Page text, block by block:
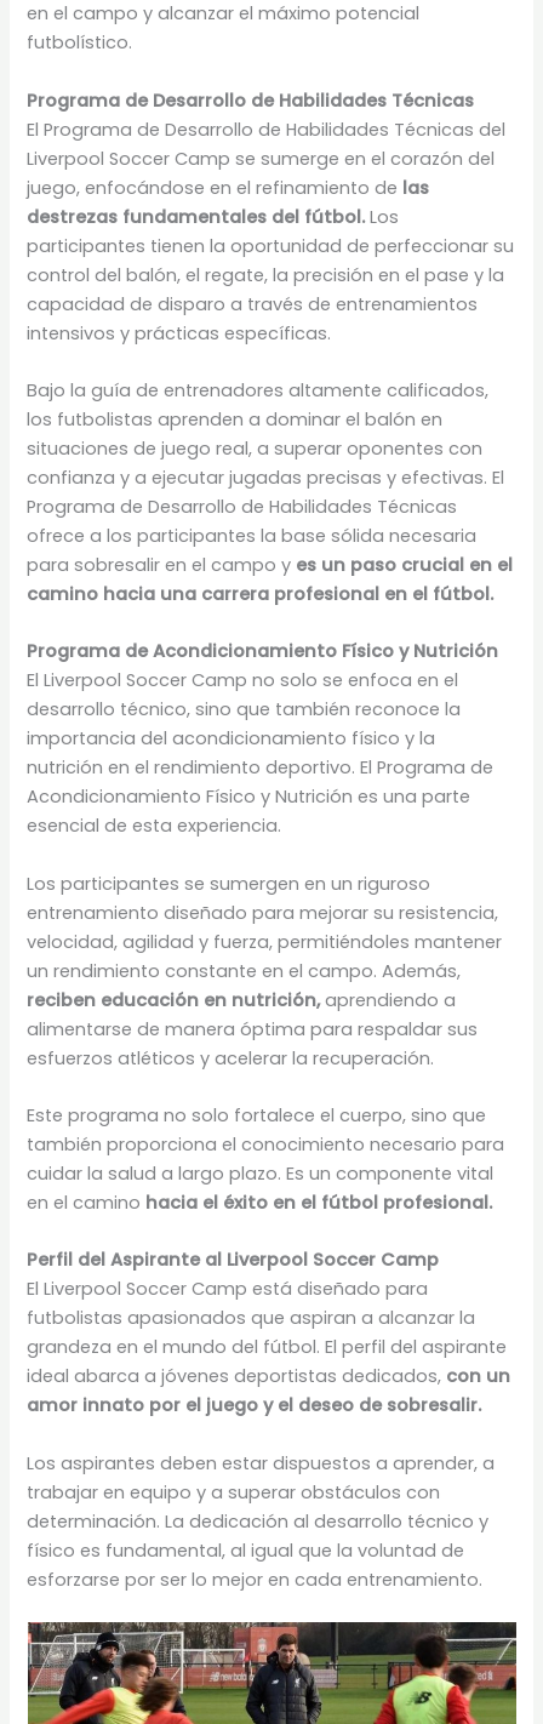
en el campo y alcanzar el máximo potencial
futbolístico.
Programa de Desarrollo de Habilidades Técnicas
El Programa de Desarrollo de Habilidades Técnicas del
Liverpool Soccer Camp se sumerge en el corazón del
juego, enfocándose en el refinamiento de las
destrezas fundamentales del fútbol.Los
participantes tienen la oportunidad de perfeccionar su
control del balón, el regate, la precisión en el pase y la
capacidad de disparo a través de entrenamientos
intensivos y prácticas específicas.
Bajo la guía de entrenadores altamente calificados,
los futbolistas aprenden a dominar el balón en
situaciones de juego real, a superar oponentes con
confianza y a ejecutar jugadas precisas y efectivas. El
Programa de Desarrollo de Habilidades Técnicas
ofrece a los participantes la base sólida necesaria
para sobresalir en el campo y es un paso crucial en el
camino hacia una carrera profesional en el fútbol.
Programa de Acondicionamiento Físico y Nutrición
El Liverpool Soccer Camp no solo se enfoca en el
desarrollo técnico, sino que también reconoce la
importancia del acondicionamiento físico y la
nutrición en el rendimiento deportivo. El Programa de
Acondicionamiento Físico y Nutrición es una parte
esencial de esta experiencia.
Los participantes se sumergen en un riguroso
entrenamiento diseñado para mejorar su resistencia,
velocidad, agilidad y fuerza, permitiéndoles mantener
un rendimiento constante en el campo. Además,
reciben educación en nutrición,aprendiendo a
alimentarse de manera óptima para respaldar sus
esfuerzos atléticos y acelerar la recuperación.
Este programa no solo fortalece el cuerpo, sino que
también proporciona el conocimiento necesario para
cuidar la salud a largo plazo. Es un componente vital
en el camino hacia el éxito en el fútbol profesional.
Perfil del Aspirante al Liverpool Soccer Camp
El Liverpool Soccer Camp está diseñado para
futbolistas apasionados que aspiran a alcanzar la
grandeza en el mundo del fútbol. El perfil del aspirante
ideal abarca a jóvenes deportistas dedicados, con un
amor innato por el juego y el deseo de sobresalir.
Los aspirantes deben estar dispuestos a aprender, a
trabajar en equipo y a superar obstáculos con
determinación. La dedicación al desarrollo técnico y
físico es fundamental, al igual que la voluntad de
esforzarse por ser lo mejor en cada entrenamiento.